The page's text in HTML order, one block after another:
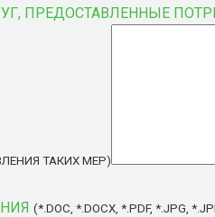
ТАКИХ МЕР)
(*.DOC, *.DOCX, *.PDF, *.JPG,